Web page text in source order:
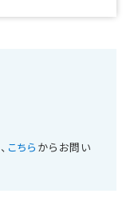
こちら からお問い